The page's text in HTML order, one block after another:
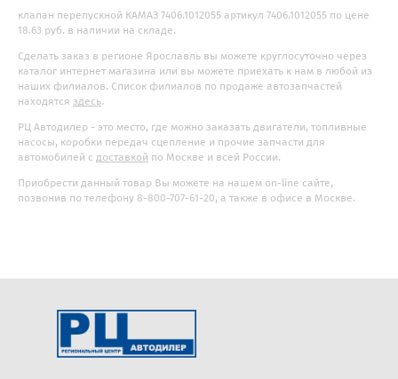
клапан перепускной КАМАЗ 7406.1012055 артикул 7406.1012055 по цене
18.63 руб. в наличии на складе.
Сделать заказ в регионе Ярославль вы можете круглосуточно через
каталог интернет магазина или вы можете приехать к нам в любой из
наших филиалов. Список филиалов по продаже автозапчастей
находятся здесь.
РЦ Автодилер - это место, где можно заказать двигатели, топливные
насосы, коробки передач сцепление и прочие запчасти для
автомобилей с доставкой по Москве и всей России.
Приобрести данный товар Вы можете на нашем on-line сайте,
позвонив по телефону 8-800-707-61-20, а также в офисе в Москве.